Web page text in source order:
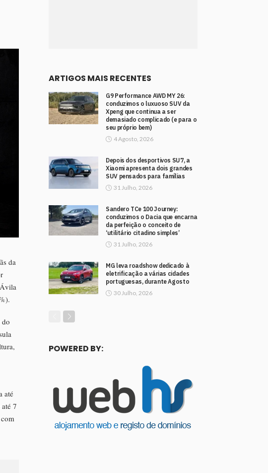
da
do
até
7
ARTIGOS MAIS RECENTES
G9 Performance AWD MY 26:
conduzimos o luxuoso SUV da
Xpeng que continua a ser
demasiado complicado (e para o
seu próprio bem)
4 Agosto, 2026
Depois dos desportivos SU7, a
Xiaomi apresenta dois grandes
SUV pensados para famílias
31 Julho, 2026
Sandero TCe 100 Journey:
conduzimos o Dacia que encarna
da perfeição o conceito de
‘utilitário citadino simples’
31 Julho, 2026
MG leva roadshow dedicado à
eletrificação a várias cidades
portuguesas, durante Agosto
30 Julho, 2026
POWERED BY: